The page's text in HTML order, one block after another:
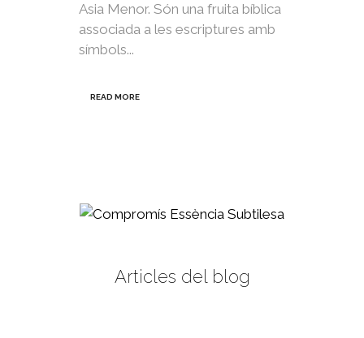
Asia Menor. Són una fruita bíblica
associada a les escriptures amb
símbols...
READ MORE
Articles del blog